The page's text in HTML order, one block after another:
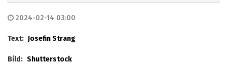
2024-02-14 03:00
Text: Josefin Strang
Bild: Shutterstock